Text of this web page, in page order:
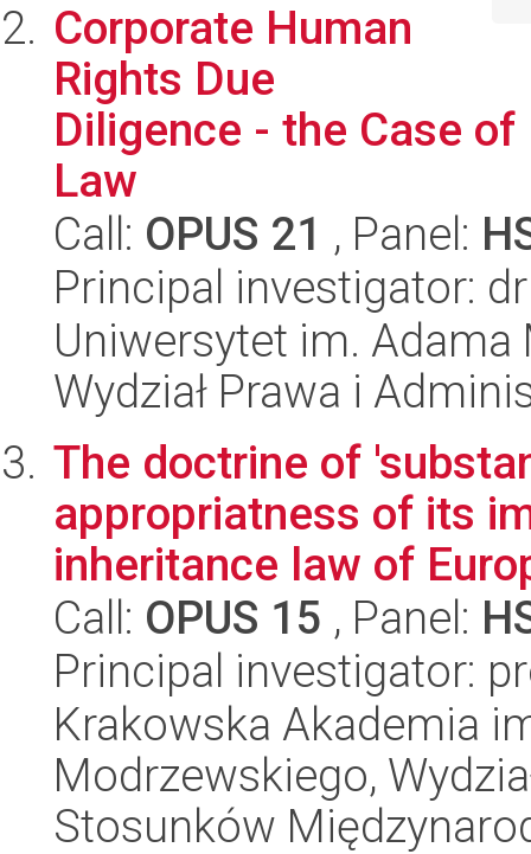
Corporate Human
Rights Due
Diligence - the Case
Law
Call: OPUS 21 , Panel:
Principal investigator:
Uniwersytet im.
Wydział Prawa i
The doctrine of
appropriatness of its
inheritance law of
Call: OPUS 15 , Panel:
Principal investigator:
Krakowska Akademia
Modrzewskiego,
Stosunków